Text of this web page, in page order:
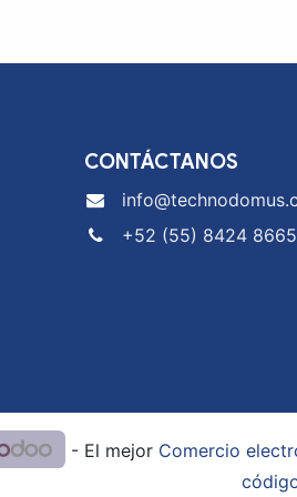
CONTÁCTANOS
+52 (55) 8424 8665
- El mejor Comercio